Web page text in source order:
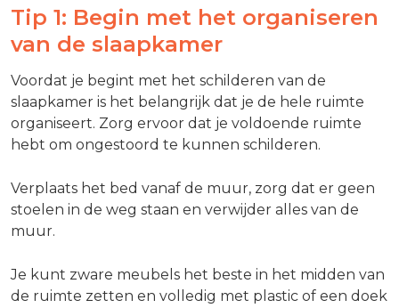
Tip 1: Begin met het organiseren
van de slaapkamer
Voordat je begint met het schilderen van de
slaapkamer is het belangrijk dat je de hele ruimte
organiseert. Zorg ervoor dat je voldoende ruimte
hebt om ongestoord te kunnen schilderen.
Verplaats het bed vanaf de muur, zorg dat er geen
stoelen in de weg staan en verwijder alles van de
muur.
Je kunt zware meubels het beste in het midden van
de ruimte zetten en volledig met plastic of een doek